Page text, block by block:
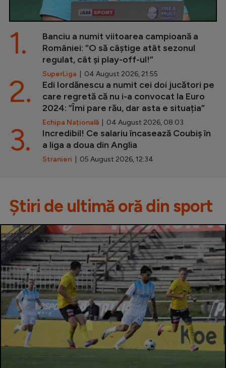
Banciu a numit viitoarea campioană a
României: ”O să câștige atât sezonul
regulat, cât și play-off-ul!”
SuperLiga | 04 August 2026, 21:55
1.
Edi Iordănescu a numit cei doi jucători pe
care regretă că nu i-a convocat la Euro
2024: ”Îmi pare rău, dar asta e situația”
Echipa Națională | 04 August 2026, 08:03
2.
Incredibil! Ce salariu încasează Coubiș în
a liga a doua din Anglia
Stranieri | 05 August 2026, 12:34
3.
Știri de ultimă oră din sport